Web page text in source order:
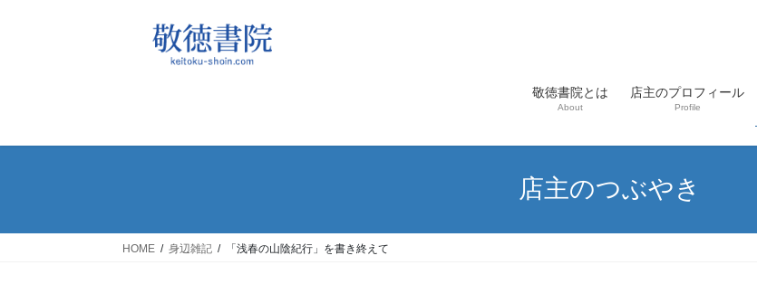
敬徳書院とは
About
店主のプロフィール
Profile
店主のつぶやき
HOME 身辺雑記 「浅春の山陰紀行」を書き終えて